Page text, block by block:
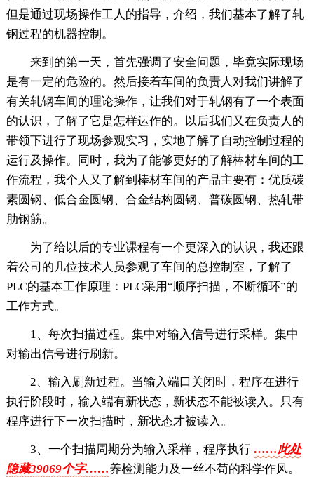
但是通过现场操作工人的指导，介绍，我们基本了解了轧
钢过程的机器控制。
来到的第一天，首先强调了安全问题，毕竟实际现场
是有一定的危险的。然后接着车间的负责人对我们讲解了
有关轧钢车间的理论操作，让我们对于轧钢有了一个表面
的认识，了解了它是怎样运作的。以后我们又在负责人的
带领下进行了现场参观实习，实地了解了自动控制过程的
运行及操作。同时，我为了能够更好的了解棒材车间的工
作流程，我个人又了解到棒材车间的产品主要有：优质碳
素圆钢、低合金圆钢、合金结构圆钢、普碳圆钢、热轧带
肋钢筋。
为了给以后的专业课程有一个更深入的认识，我还跟
着公司的几位技术人员参观了车间的总控制室，了解了
PLC的基本工作原理：PLC采用“顺序扫描，不断循环”的
工作方式。
1、每次扫描过程。集中对输入信号进行采样。集中
对输出信号进行刷新。
2、输入刷新过程。当输入端口关闭时，程序在进行
执行阶段时，输入端有新状态，新状态不能被读入。只有
程序进行下一次扫描时，新状态才被读入。
3、一个扫描周期分为输入采样，程序执行 ……此处
隐藏39069个字……养检测能力及一丝不苟的科学作风。